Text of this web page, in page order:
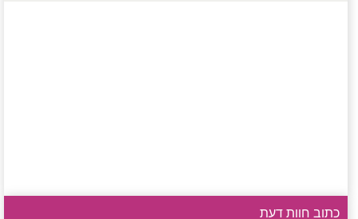
כתוב חוות דעת